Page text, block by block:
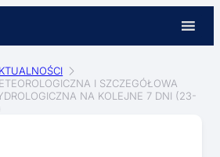
I SZCZEGÓŁOWA
NA KOLEJNE 7 DNI (23-